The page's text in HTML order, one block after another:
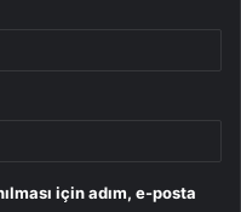
için adım, e-posta